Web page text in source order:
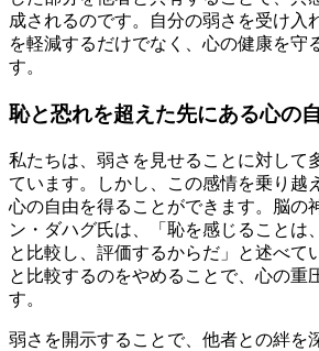
成されるのです。自分の弱さを受け入
を軽減するだけでなく、心の健康を守
す。
恥と恐れを超えた先にある心の
私たちは、弱さを見せることに対して
ています。しかし、この感情を乗り越
心の自由を得ることができます。脳の
ン・ダハグ氏は、「恥を感じることは
と比較し、評価するからだ」と述べて
と比較するのをやめることで、心の重
す。
弱さを開示することで、他者との絆を